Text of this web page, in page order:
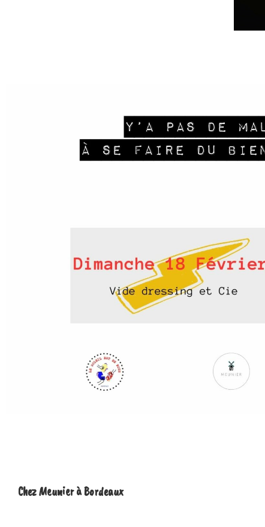
Chez Meunier à Bordeaux